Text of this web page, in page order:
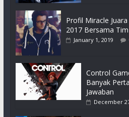
Profil Miracle
2017 Bersama
January 1, 2019
Control
Banyak
Jawaban
December